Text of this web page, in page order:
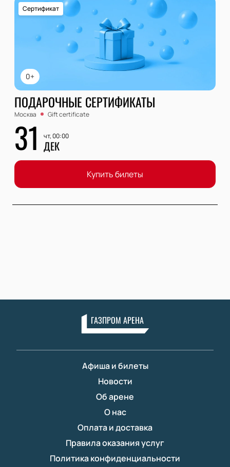
0+
Сертификат
ПОДАРОЧНЫЕ СЕРТИФИКАТЫ
Москва Gift certificate
31 чт, 00:00
ДЕК
Купить билеты
ГАЗПРОМ АРЕНА
Афиша и билеты
Новости
Об арене
О нас
Оплата и доставка
Правила оказания услуг
Политика конфиденциальности